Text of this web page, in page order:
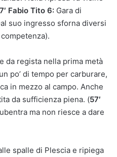
Fabio Tito 6: Gara di
suo ingresso sforna diversi
da regista nella prima metà
po’ di tempo per carburare,
in mezzo al campo. Anche
da sufficienza piena. (57′
ma non riesce a dare
spalle di Plescia e ripiega